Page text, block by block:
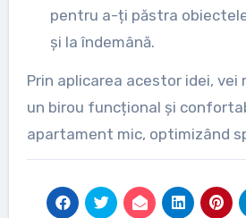
pentru a-ți păstra
și la îndemână.
Prin aplicarea acestor idei, vei
un birou funcțional și
apartament mic, optimizând